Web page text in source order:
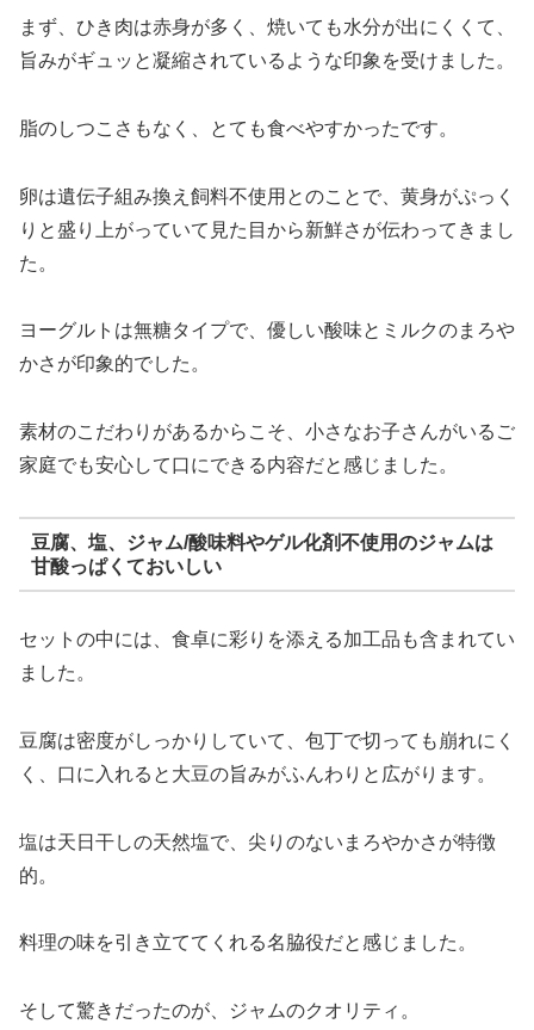
まず、ひき肉は赤身が多く、焼いても水分が出にくくて、
旨みがギュッと凝縮されているような印象を受けました。
脂のしつこさもなく、とても食べやすかったです。
卵は遺伝子組み換え飼料不使用とのことで、黄身がぷっく
りと盛り上がっていて見た目から新鮮さが伝わってきまし
た。
ヨーグルトは無糖タイプで、優しい酸味とミルクのまろや
かさが印象的でした。
素材のこだわりがあるからこそ、小さなお子さんがいるご
家庭でも安心して口にできる内容だと感じました。
豆腐、塩、ジャム/酸味料やゲル化剤不使用のジャムは
甘酸っぱくておいしい
セットの中には、食卓に彩りを添える加工品も含まれてい
ました。
豆腐は密度がしっかりしていて、包丁で切っても崩れにく
く、口に入れると大豆の旨みがふんわりと広がります。
塩は天日干しの天然塩で、尖りのないまろやかさが特徴
的。
料理の味を引き立ててくれる名脇役だと感じました。
そして驚きだったのが、ジャムのクオリティ。